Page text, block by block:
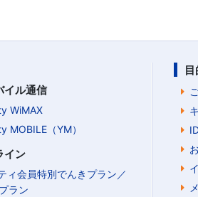
イル通信
WiMAX
MOBILE（YM）
イン
ィ会員特別でんきプラン／
ラン